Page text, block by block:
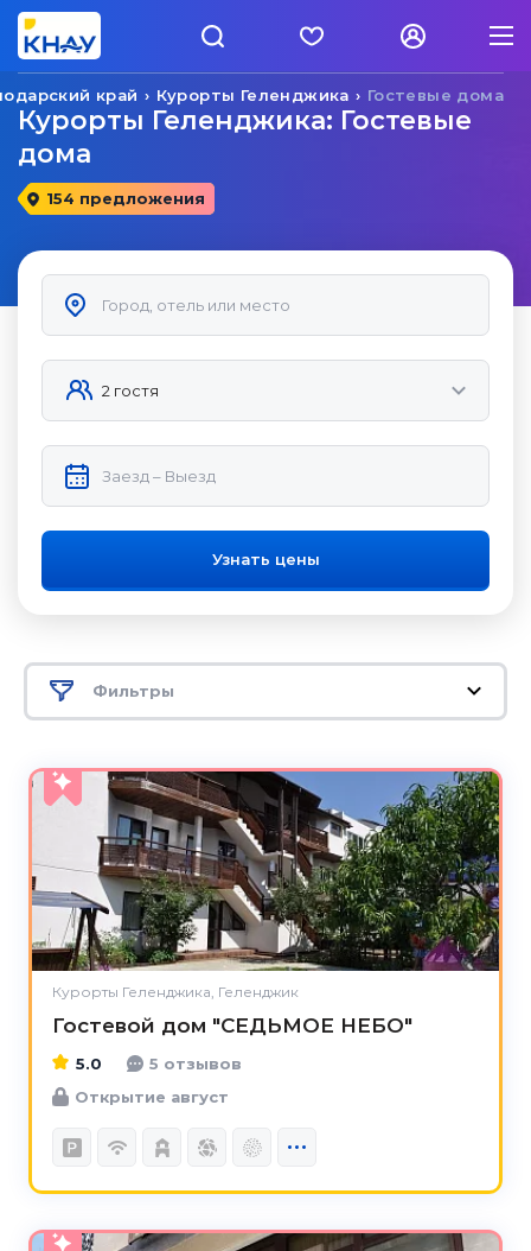
Гостевые дома
Курорты Геленджика
край
Курорты Геленджика: Гостевые
дома
154 предложения
Узнать цены
Фильтры
Курорты Геленджика, Геленджик
Гостевой дом "СЕДЬМОЕ НЕБО"
5.0
5.0
5 отзывов
Открытие август